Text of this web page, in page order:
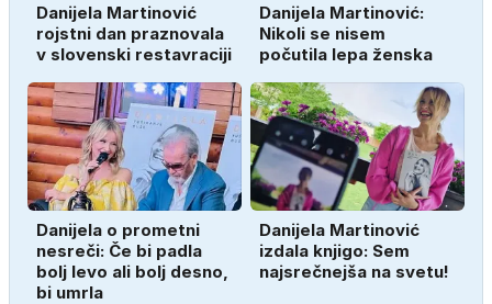
Danijela Martinović
rojstni dan praznovala
v slovenski restavraciji
Danijela Martinović:
Nikoli se nisem
počutila lepa ženska
Danijela o prometni
nesreči: Če bi padla
bolj levo ali bolj desno,
bi umrla
Danijela Martinović
izdala knjigo: Sem
najsrečnejša na svetu!